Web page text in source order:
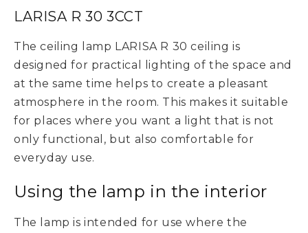
LARISA R 30 3CCT
The ceiling lamp LARISA R 30 ceiling is
designed for practical lighting of the space and
at the same time helps to create a pleasant
atmosphere in the room. This makes it suitable
for places where you want a light that is not
only functional, but also comfortable for
everyday use.
Using the lamp in the interior
The lamp is intended for use where the